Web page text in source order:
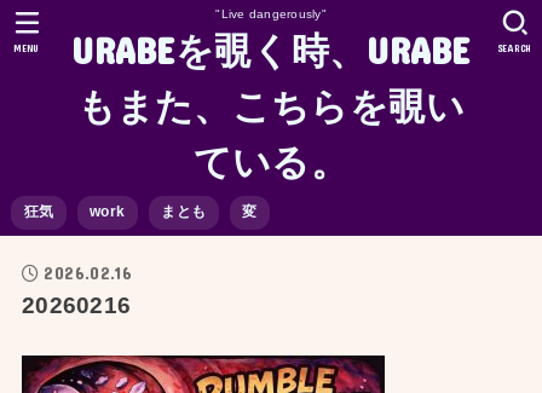
"Live dangerously"
URABEを覗く時、URABE
もまた、こちらを覗い
ている。
狂気 work まとも 変
SEARCH
MENU
2026.02.16
20260216